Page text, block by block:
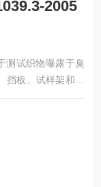
2005
测试织物曝露于臭
板、试样架和试
栅放电。发生器放
种尺寸的试样。